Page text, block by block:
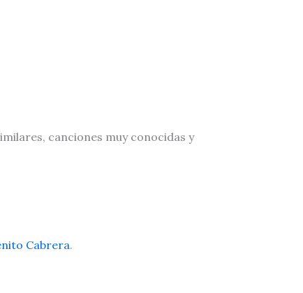
canciones muy conocidas y
Cabrera.